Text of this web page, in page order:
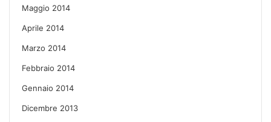
Maggio 2014
Aprile 2014
Marzo 2014
Febbraio 2014
Gennaio 2014
Dicembre 2013